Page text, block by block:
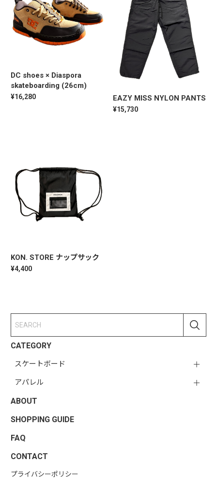
CATEGORY
スケートボード
アパレル
ABOUT
SHOPPING GUIDE
FAQ
CONTACT
プライバシーポリシー
DC shoes × Diaspora
skateboarding (26cm)
¥16,280 EAZY MISS NYLON PANTS
¥15,730
KON. STORE ナップサック
¥4,400